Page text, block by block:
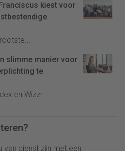
kiest voor
slimme manier voor
te
en Wizzr...
van dienst zijn met een